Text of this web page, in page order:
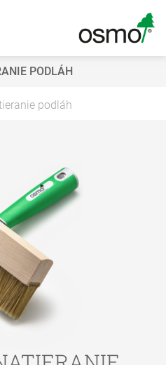
PODLÁH
podláh